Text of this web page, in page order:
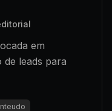
em
leads para